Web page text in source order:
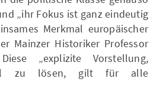
„ihr Fokus ist ganz eindeutig
Merkmal europäischer
Mainzer Historiker Professor
„explizite Vorstellung,
zu lösen, gilt für alle